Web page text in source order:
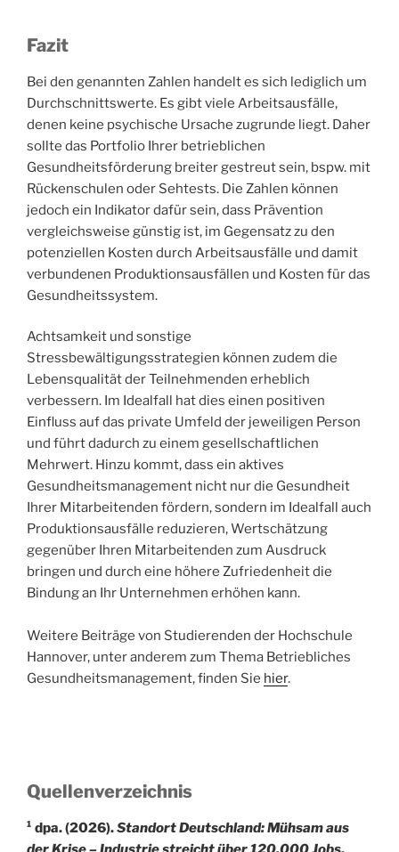
Fazit
Bei den genannten Zahlen handelt es sich lediglich um
Durchschnittswerte. Es gibt viele Arbeitsausfälle,
denen keine psychische Ursache zugrunde liegt. Daher
sollte das Portfolio Ihrer betrieblichen
Gesundheitsförderung breiter gestreut sein, bspw. mit
Rückenschulen oder Sehtests. Die Zahlen können
jedoch ein Indikator dafür sein, dass Prävention
vergleichsweise günstig ist, im Gegensatz zu den
potenziellen Kosten durch Arbeitsausfälle und damit
verbundenen Produktionsausfällen und Kosten für das
Gesundheitssystem.
Achtsamkeit und sonstige
Stressbewältigungsstrategien können zudem die
Lebensqualität der Teilnehmenden erheblich
verbessern. Im Idealfall hat dies einen positiven
Einfluss auf das private Umfeld der jeweiligen Person
und führt dadurch zu einem gesellschaftlichen
Mehrwert. Hinzu kommt, dass ein aktives
Gesundheitsmanagement nicht nur die Gesundheit
Ihrer Mitarbeitenden fördern, sondern im Idealfall auch
Produktionsausfälle reduzieren, Wertschätzung
gegenüber Ihren Mitarbeitenden zum Ausdruck
bringen und durch eine höhere Zufriedenheit die
Bindung an Ihr Unternehmen erhöhen kann.
Weitere Beiträge von Studierenden der Hochschule
Hannover, unter anderem zum Thema Betriebliches
Gesundheitsmanagement, finden Sie hier.
Quellenverzeichnis
¹ dpa. (2026).Standort Deutschland: Mühsam aus